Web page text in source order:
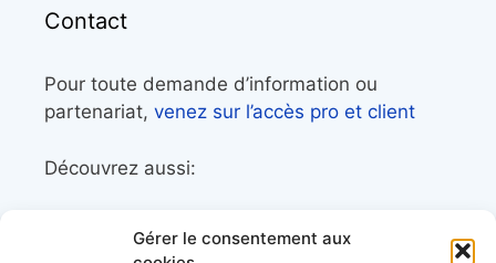
Gérer le consentement aux
Contact
Pour toute demande d’information ou
partenariat, venez sur l’accès pro et client
Découvrez aussi:
librairie maritime